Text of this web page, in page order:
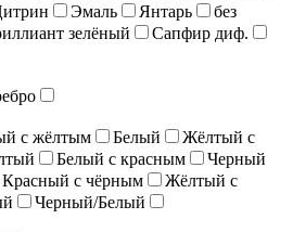
Эмаль Янтарь
без
зелёный
Сапфир диф.
c жёлтым Белый
Жёлтый с
Белый c красным
Черный
Красный с чёрным
Жёлтый с
Черный/Белый